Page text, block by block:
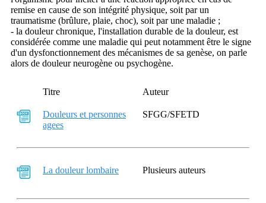
remise en cause de son intégrité physique, soit par un
traumatisme (brûlure, plaie, choc), soit par une maladie ;
- la douleur chronique, l'installation durable de la douleur, est
considérée comme une maladie qui peut notamment être le signe
d'un dysfonctionnement des mécanismes de sa genèse, on parle
alors de douleur neurogène ou psychogène.
Titre Auteur
Douleurs et personnes
agees
SFGG/SFETD
La douleur lombaire Plusieurs auteurs